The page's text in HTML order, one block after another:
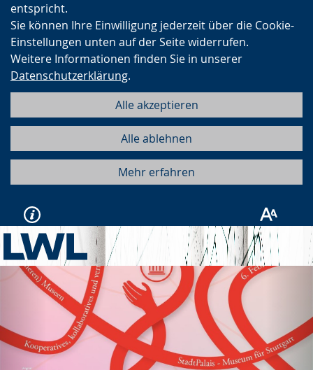
entspricht.
Sie können Ihre Einwilligung jederzeit über die Cookie-
Einstellungen unten auf der Seite widerrufen.
Weitere Informationen finden Sie in unserer
Datenschutzerklärung.
Alle akzeptieren
Alle ablehnen
Mehr erfahren
Vorherige